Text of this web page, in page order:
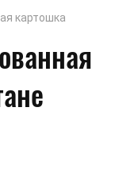
картошка